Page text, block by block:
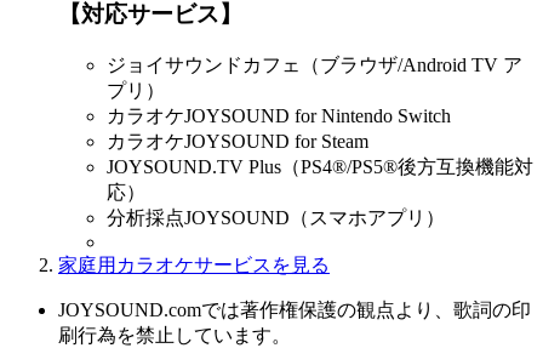
【対応サービス】
ジョイサウンドカフェ（ブラウザ/Android TV ア
プリ）
カラオケJOYSOUND for Nintendo Switch
カラオケJOYSOUND for Steam
JOYSOUND.TV Plus（PS4®/PS5®後方互換機能対
応）
分析採点JOYSOUND（スマホアプリ）
家庭用カラオケサービスを見る
JOYSOUND.comでは著作権保護の観点より、歌詞の印
刷行為を禁止しています。